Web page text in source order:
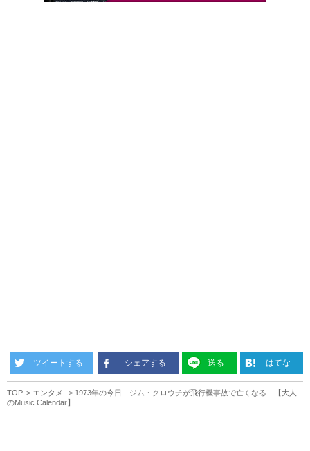
ツイートする シェアする 送る はてな
TOP エンタメ
1973年の今日 ジム・クロウチが飛行機事故で亡くなる 【大人
のMusic Calendar】